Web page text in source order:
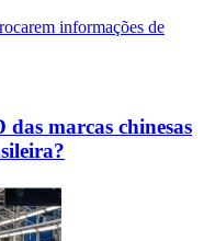
informações de
marcas chinesas